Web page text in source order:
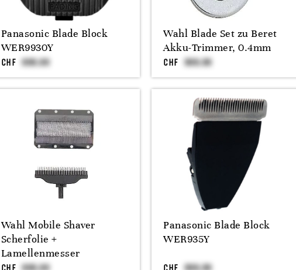
Panasonic Blade Block
WER9930Y
CHF
Wahl Blade Set zu Beret
Akku-Trimmer, 0.4mm
CHF
Wahl Mobile Shaver
Scherfolie +
Lamellenmesser
Panasonic Blade Block
WER935Y